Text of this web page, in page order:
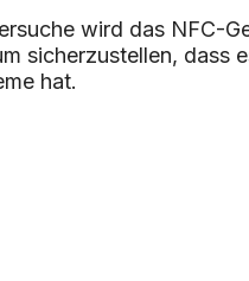
wird das NFC-
sicherzustellen, dass
hat.